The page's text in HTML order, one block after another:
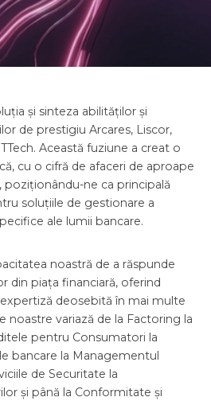
și sinteza abilităților și
de prestigiu Arcares, Liscor,
Această fuziune a creat o
cu o cifră de afaceri de aproape
poziționându-ne ca principală
soluțiile de gestionare a
ale lumii bancare.
noastră de a răspunde
din piața financiară, oferind
deosebită în mai multe
noastre variază de la Factoring la
pentru Consumatori la
bancare la Managementul
de Securitate la
și până la Conformitate și